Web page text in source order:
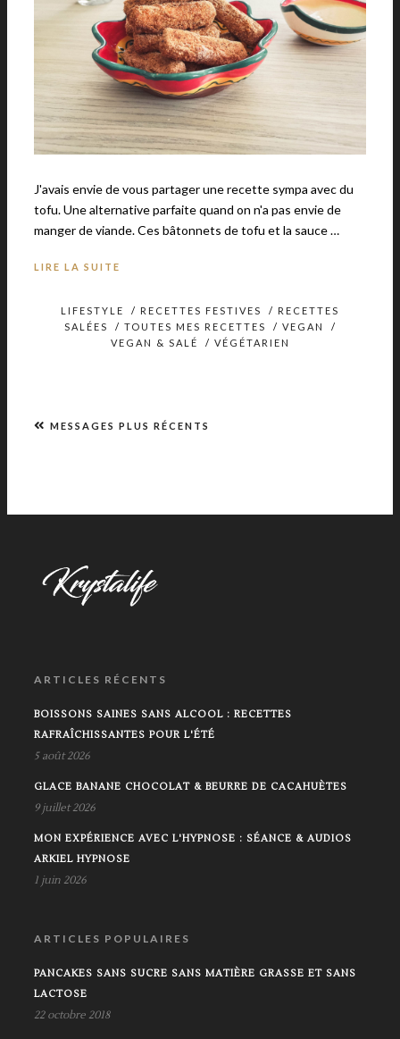
J'avais envie de vous partager une recette sympa avec du
tofu. Une alternative parfaite quand on n'a pas envie de
manger de viande. Ces bâtonnets de tofu et la sauce …
LIRE LA SUITE
LIFESTYLE / RECETTES FESTIVES / RECETTES
SALÉES
/ TOUTES MES RECETTES / VEGAN
/
VEGAN & SALÉ
/ VÉGÉTARIEN
MESSAGES PLUS RÉCENTS
ARTICLES RÉCENTS
BOISSONS SAINES SANS ALCOOL : RECETTES
RAFRAÎCHISSANTES POUR L'ÉTÉ
5 août 2026
GLACE BANANE CHOCOLAT & BEURRE DE CACAHUÈTES
9 juillet 2026
MON EXPÉRIENCE AVEC L'HYPNOSE : SÉANCE & AUDIOS
ARKIEL HYPNOSE
1 juin 2026
ARTICLES POPULAIRES
PANCAKES SANS SUCRE SANS MATIÈRE GRASSE ET SANS
LACTOSE
22 octobre 2018